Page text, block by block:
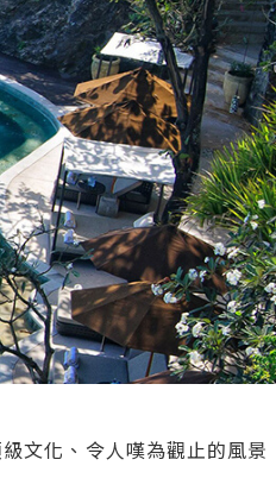
文化、令人嘆為觀止的風景